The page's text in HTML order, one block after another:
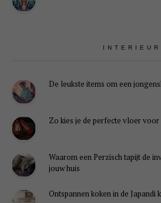
INTERIEUR
De leukste items om een
Zo kies je de perfecte vloer
Waarom een Perzisch tapijt de
jouw huis
Ontspannen koken in de Japandi